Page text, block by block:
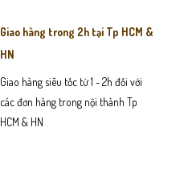
Giao hàng trong 2h tại Tp HCM &
HN
Giao hàng siêu tốc từ 1 - 2h đối với
các đơn hàng trong nội thành Tp
HCM & HN